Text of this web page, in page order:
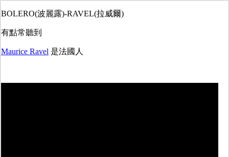
BOLERO(波麗露)-RAVEL(拉威爾)
有點常聽到
Maurice Ravel 是法國人